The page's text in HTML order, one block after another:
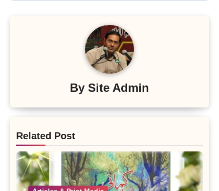
By Site Admin
Related Post